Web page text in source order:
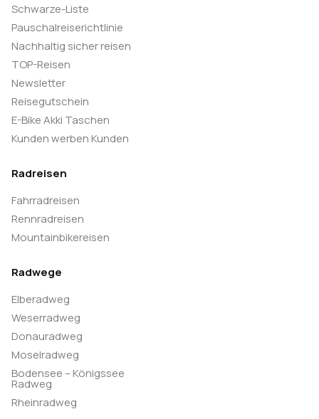
Schwarze-Liste
Pauschalreiserichtlinie
Nachhaltig sicher reisen
TOP-Reisen
Newsletter
Reisegutschein
E-Bike Akki Taschen
Kunden werben Kunden
Radreisen
Fahrradreisen
Rennradreisen
Mountainbikereisen
Radwege
Elberadweg
Weserradweg
Donauradweg
Moselradweg
Bodensee – Königssee
Radweg
Rheinradweg